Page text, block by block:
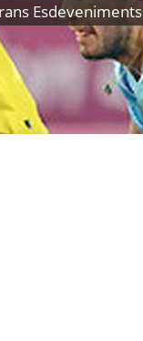
Esdeveniments